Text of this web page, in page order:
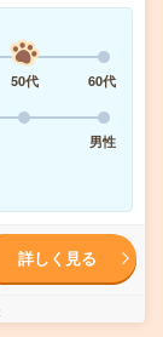
50代
60代
男性
詳しく見る